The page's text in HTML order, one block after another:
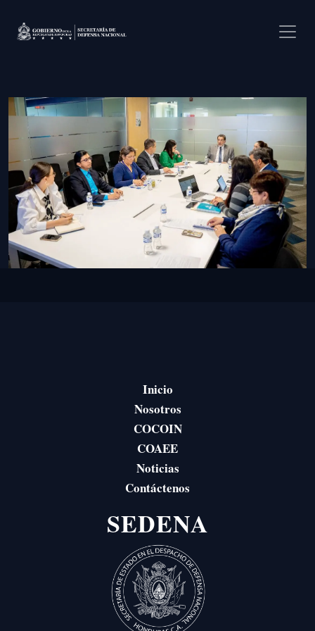
Inicio
Nosotros
COCOIN
COAEE
Noticias
Contáctenos
SEDENA